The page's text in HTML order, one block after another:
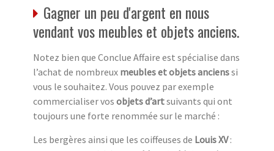
Gagner un peu d'argent en nous
vendant vos meubles et objets anciens.
Notez bien que Conclue Affaire est spécialise dans
l’achat de nombreux meubles et objets ancienssi
vous le souhaitez. Vous pouvez par exemple
commercialiser vos objets d’artsuivants qui ont
toujours une forte renommée sur le marché :
Les bergères ainsi que les coiffeuses de Louis XV: